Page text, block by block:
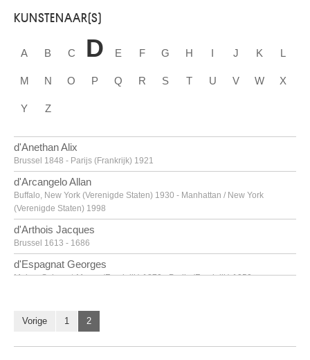
KUNSTENAAR(S)
A B C D E F G H I J K L
M N O P Q R S T U V W X
Y Z
d'Anethan Alix
Brussel 1848 - Parijs (Frankrijk) 1921
d'Arcangelo Allan
Buffalo, New York (Verenigde Staten) 1930 - Manhattan / New York
(Verenigde Staten) 1998
d'Arthois Jacques
Brussel 1613 - 1686
d'Espagnat Georges
Melun, Seine-et-Marne (Frankrijk) 1870 - Parijs (Frankrijk) 1950
Geraardsbergen 1928 - Parijs 2007
Geraardsbergen 1921 - Brugge 1996
Vorige 1 2